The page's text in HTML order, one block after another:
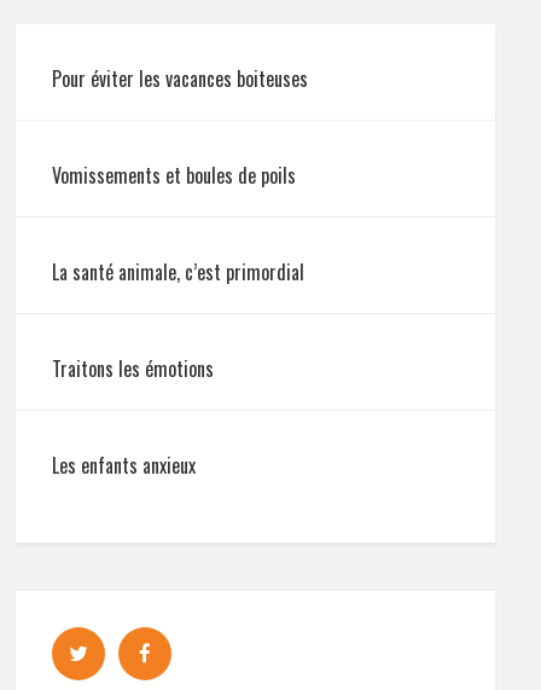
Pour éviter les vacances boiteuses
Vomissements et boules de poils
La santé animale, c’est primordial
Traitons les émotions
Les enfants anxieux